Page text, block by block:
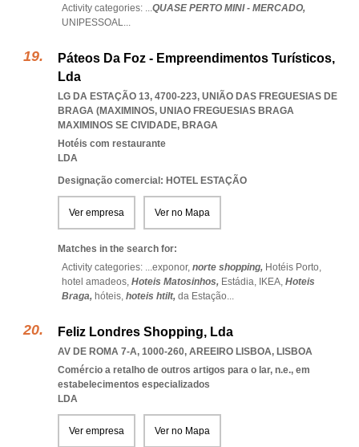
Activity categories: ...QUASE PERTO MINI - MERCADO,
UNIPESSOAL...
Páteos Da Foz - Empreendimentos Turísticos,
Lda
LG DA ESTAÇÃO 13, 4700-223, UNIÃO DAS FREGUESIAS DE
BRAGA (MAXIMINOS, UNIAO FREGUESIAS BRAGA
MAXIMINOS SE CIVIDADE, BRAGA
Hotéis com restaurante
LDA
Designação comercial: HOTEL ESTAÇÃO
Ver empresa Ver no Mapa
Matches in the search for:
Activity categories: ...exponor, norte shopping, Hotéis Porto,
hotel amadeos, Hoteis Matosinhos, Estádia, IKEA, Hoteis
Braga, hóteis, hoteis htilt, da Estação...
Feliz Londres Shopping, Lda
AV DE ROMA 7-A, 1000-260, AREEIRO LISBOA, LISBOA
Comércio a retalho de outros artigos para o lar, n.e., em
estabelecimentos especializados
LDA
Ver empresa Ver no Mapa